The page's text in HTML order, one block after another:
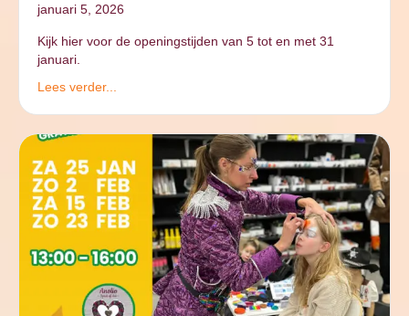
januari 5, 2026
Kijk hier voor de openingstijden van 5 tot en met 31
januari.
Lees verder...